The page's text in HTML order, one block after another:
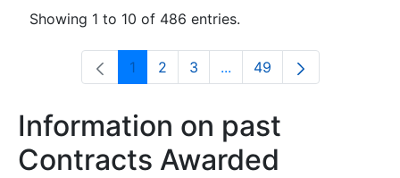
Showing 1 to 10 of 486 entries.
Page
1 Page
2 Page
3 ...Intermediate Pages Use
Page
49
Information on past
Contracts Awarded